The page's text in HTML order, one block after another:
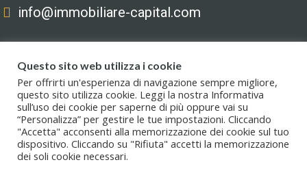
info@immobiliare-capital.com
Copyright © 2020. All Rights Reserved. Capital immobiliare S.r.l.s. | Le
immagini hanno valore puramente illustrativo. I prezzi e le informazioni
possono essere soggetti a modifiche.
Questo sito web utilizza i cookie
Per offrirti un'esperienza di navigazione sempre migliore,
questo sito utilizza cookie. Leggi la nostra Informativa
sull’uso dei cookie per saperne di più oppure vai su
“Personalizza” per gestire le tue impostazioni. Cliccando
"Accetta" acconsenti alla memorizzazione dei cookie sul tuo
dispositivo. Cliccando su "Rifiuta" accetti la memorizzazione
dei soli cookie necessari.